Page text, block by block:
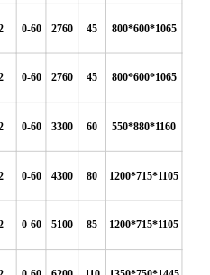
0-60 2760 45 800*600*1065
0-60 2760 45 800*600*1065
0-60 3300 60 550*880*1160
0-60 4300 80 1200*715*1105
0-60 5100 85 1200*715*1105